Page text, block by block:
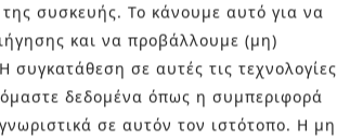
συσκευής. Το κάνουμε αυτό για να
και να προβάλλουμε (μη)
συγκατάθεση σε αυτές τις τεχνολογίες
δεδομένα όπως η συμπεριφορά
σε αυτόν τον ιστότοπο. Η μη
KIT-KAT